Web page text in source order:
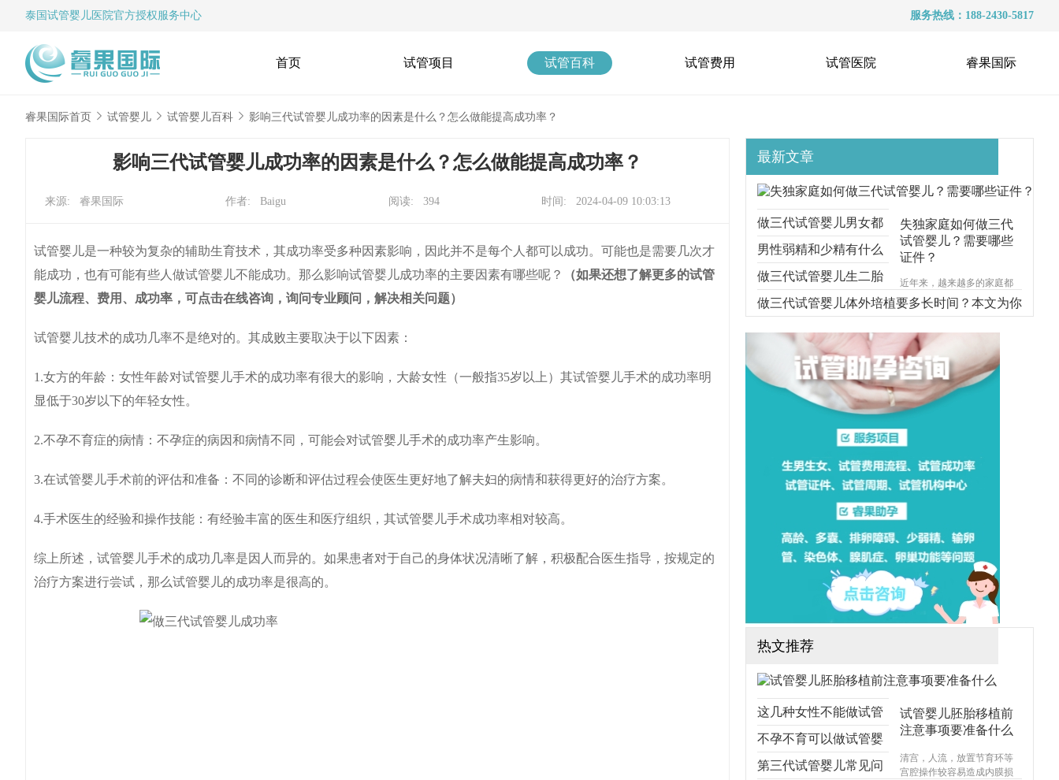
泰国试管婴儿 医院官方授权服务中心 服务热线：188-2430-5817
首页 试管项目 试管百科 试管费用 试管医院 睿果国际
睿果国际首页 试管婴儿 试管婴儿百科 影响三代试管婴儿成功率的因素是什么？怎么做能提高成功率？
影响三代试管婴儿成功率的因素是什么？怎么做能提高成功率？
来源: 睿果国际 作者: Baigu 阅读: 394 时间: 2024-04-09 10:03:13
试管婴儿是一种较为复杂的辅助生育技术，其成功率受多种因素影响，因此并不是每个人都可以成功。可能也是需要几次才
能成功，也有可能有些人做试管婴儿不能成功。那么影响试管婴儿成功率的主要因素有哪些呢？
（如果还想了解更多的试管
婴儿流程、费用、成功率，可点击在线咨询，询问专业顾问，解决相关问题）
试管婴儿技术的成功几率不是绝对的。其成败主要取决于以下因素：
1.女方的年龄：女性年龄对试管婴儿手术的成功率有很大的影响，大龄女性（一般指35岁以上）其试管婴儿手术的成功率明
显低于30岁以下的年轻女性。
2.不孕不育症的病情：不孕症的病因和病情不同，可能会对试管婴儿手术的成功率产生影响。
3.在试管婴儿手术前的评估和准备：不同的诊断和评估过程会使医生更好地了解夫妇的病情和获得更好的治疗方案。
4.手术医生的经验和操作技能：有经验丰富的医生和医疗组织，其试管婴儿手术成功率相对较高。
综上所述，试管婴儿手术的成功几率是因人而异的。如果患者对于自己的身体状况清晰了解，积极配合医生指导，按规定的
治疗方案进行尝试，那么试管婴儿的成功率是很高的。
最新文章
失独家庭如何做三代
试管婴儿？需要哪些
证件？
近年来，越来越多的家庭都
遭受着失去孩子的痛苦，对
于失独家庭的来说，再生育
安慰方式。那么，失独家庭
想做三代试管可行吗？需要
哪些手续？（如果还想了解
更多的试管婴儿流程、费
用、成功率，可点击在线咨
询，询问专业顾问，解决相
做三代试管婴儿男女都
要准备什么？本文跟你
说明一切
男性弱精和少精有什么
区别？能不能做三代试
管？
做三代试管婴儿生二胎
要考虑什么问题？本文
给你解释清楚
做三代试管婴儿体外培植要多长时间？本文为你
步步分解
热文推荐
试管婴儿胚胎移植前
注意事项要准备什么
清宫，人流，放置节育环等
宫腔操作较容易造成内膜损
这几种女性不能做试管
婴儿，不能！不能！不
能！
不孕不育可以做试管婴
儿吗？
第三代试管婴儿常见问